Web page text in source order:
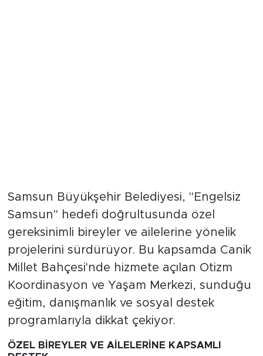
Samsun Büyükşehir Belediyesi, "Engelsiz
Samsun" hedefi doğrultusunda özel
gereksinimli bireyler ve ailelerine yönelik
projelerini sürdürüyor. Bu kapsamda Canik
Millet Bahçesi'nde hizmete açılan Otizm
Koordinasyon ve Yaşam Merkezi, sunduğu
eğitim, danışmanlık ve sosyal destek
programlarıyla dikkat çekiyor.
ÖZEL BİREYLER VE AİLELERİNE KAPSAMLI